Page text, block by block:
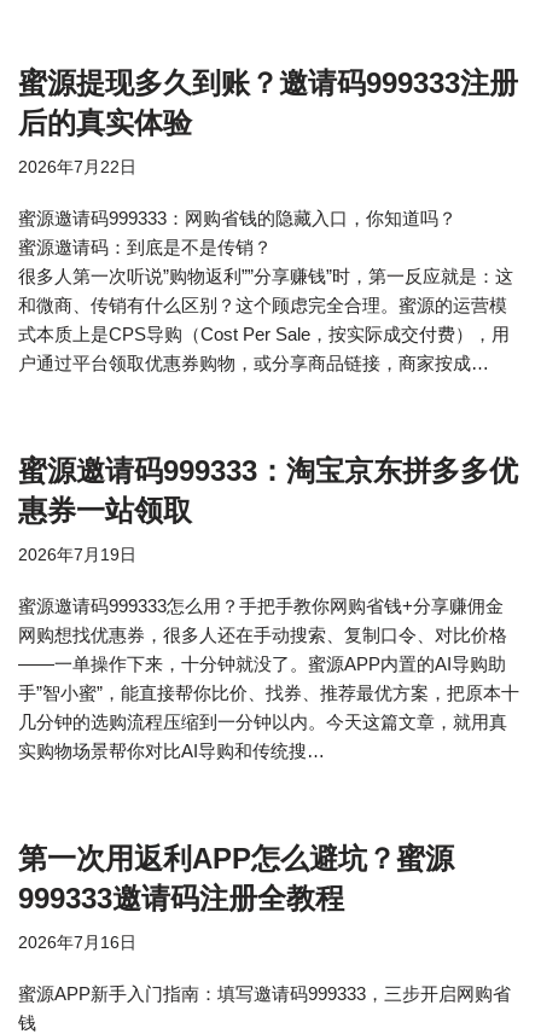
蜜源提现多久到账？邀请码999333注册
后的真实体验
2026年7月22日
蜜源邀请码999333：网购省钱的隐藏入口，你知道吗？
蜜源邀请码：到底是不是传销？
很多人第一次听说”购物返利””分享赚钱”时，第一反应就是：这
和微商、传销有什么区别？这个顾虑完全合理。蜜源的运营模
式本质上是CPS导购（Cost Per Sale，按实际成交付费），用
户通过平台领取优惠券购物，或分享商品链接，商家按成…
蜜源邀请码999333：淘宝京东拼多多优
惠券一站领取
2026年7月19日
蜜源邀请码999333怎么用？手把手教你网购省钱+分享赚佣金
网购想找优惠券，很多人还在手动搜索、复制口令、对比价格
——一单操作下来，十分钟就没了。蜜源APP内置的AI导购助
手”智小蜜”，能直接帮你比价、找券、推荐最优方案，把原本十
几分钟的选购流程压缩到一分钟以内。今天这篇文章，就用真
实购物场景帮你对比AI导购和传统搜…
第一次用返利APP怎么避坑？蜜源
999333邀请码注册全教程
2026年7月16日
蜜源APP新手入门指南：填写邀请码999333，三步开启网购省
钱